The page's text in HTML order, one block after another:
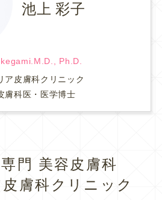
池上 彩子
Ph.D.
ア皮膚科クリニック
膚科医・医学博士
門 美容皮膚科
膚科クリニック